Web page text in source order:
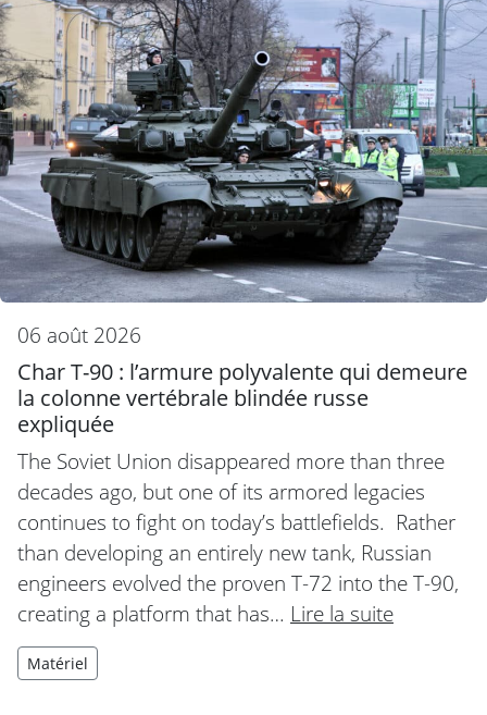
06 août 2026
Char T-90 : l’armure polyvalente qui demeure
la colonne vertébrale blindée russe
expliquée
The Soviet Union disappeared more than three
decades ago, but one of its armored legacies
continues to fight on today’s battlefields. Rather
than developing an entirely new tank, Russian
engineers evolved the proven T-72 into the T-90,
creating a platform that has… Lire la suite
Matériel